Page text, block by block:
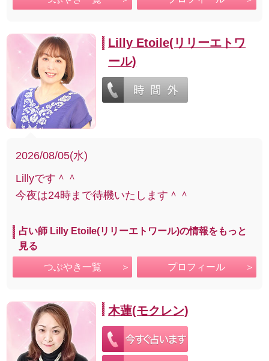
Lilly Etoile(リリーエトワ
ール)
2026/08/05(水)
Lillyです＾＾
今夜は24時まで待機いたします＾＾
占い師 Lilly Etoile(リリーエトワール)の情報をもっと
見る
つぶやき一覧 プロフィール
木蓮(モクレン)